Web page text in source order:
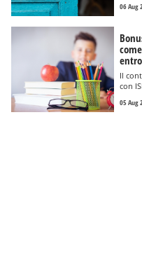
06 Aug
Il
con
05 Aug